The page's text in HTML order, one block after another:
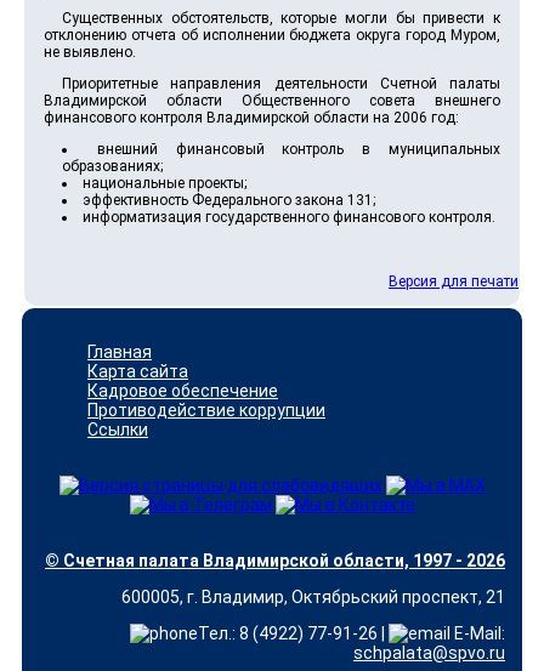
Существенных обстоятельств, которые могли бы привести к
отклонению отчета об исполнении бюджета округа город Муром,
не выявлено.
Приоритетные направления деятельности Счетной палаты
Владимирской области Общественного совета внешнего
финансового контроля Владимирской области на 2006 год:
внешний финансовый контроль в муниципальных
образованиях;
национальные проекты;
эффективность Федерального закона 131;
информатизация государственного финансового контроля.
Версия для печати
Главная
Карта сайта
Кадровое обеспечение
Противодействие коррупции
Ссылки
© Счетная палата Владимирской области, 1997 - 2026
600005, г. Владимир, Октябрьский проспект, 21
Тел.: 8 (4922) 77-91-26 |
E-Mail:
schpalata@spvo.ru